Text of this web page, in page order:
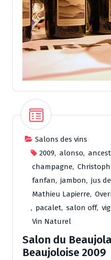
Salons des vins
2009, alonso,
champagne,
fanfan, jambon, jus
Mathieu Lapierre,
, pacalet, salon off,
Vin Naturel
Salon du
Beaujoloise 2009